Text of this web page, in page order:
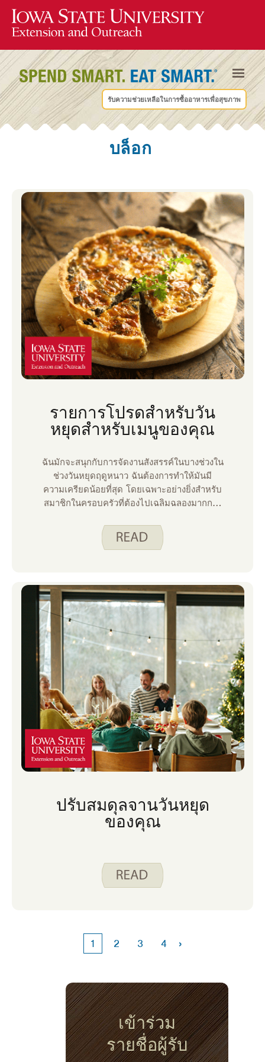
รับความช่วยเหลือในการซื้ออาหารเพื่อสุขภาพ
บล็อก
รายการโปรดสําหรับวัน
หยุดสําหรับเมนูของคุณ
ฉันมักจะสนุกกับการจัดงานสังสรรค์ในบางช่วงใน
ช่วงวันหยุดฤดูหนาว ฉันต้องการทําให้มันมี
ความเครียดน้อยที่สุด โดยเฉพาะอย่างยิ่งสําหรับ
สมาชิกในครอบครัวที่ต้องไปเฉลิมฉลองมากกว่า
ของวันและเมนู เมนูโปรดในช่วงหลายปีที่ผ่านมา
ได้แก่ บรันช์ ทาโก้บาร์ ซุป และพิซซ่า ด้านล่างนี้
เมนูวันหยุดของฉันในช่วงหลายปีที่ผ่านมา
ปรับสมดุลจานวันหยุด
ของคุณ
1 2 3 4 ›
เข้าร่วม
รายชื่อผู้รับ